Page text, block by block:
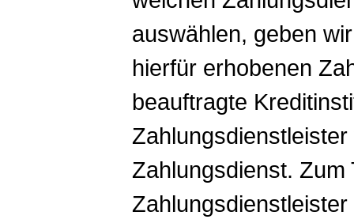
auswählen, geben
hierfür erhobenen
beauftragte
Zahlungsdienst. Zum